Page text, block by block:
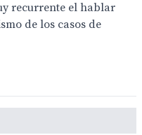
recurrente el hablar
de los casos de